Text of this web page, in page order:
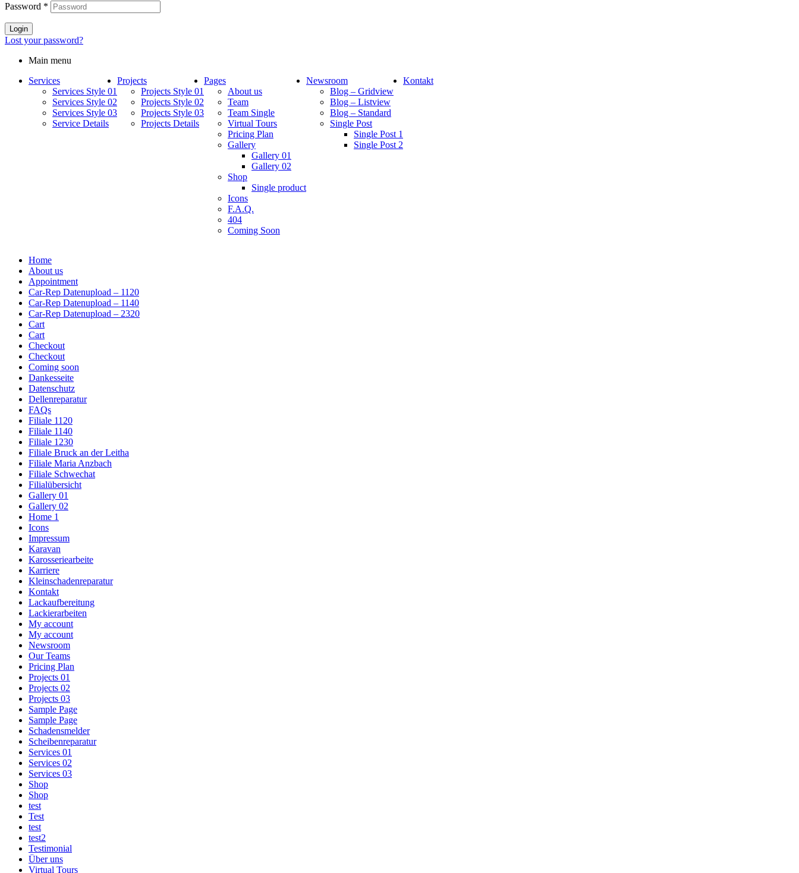
Password *
Login
Lost your password?
Main menu
Services
Services Style 01
Services Style 02
Services Style 03
Service Details
Projects
Projects Style 01
Projects Style 02
Projects Style 03
Projects Details
Pages
About us
Team
Team Single
Virtual Tours
Pricing Plan
Gallery
Gallery 01
Gallery 02
Shop
Single product
Icons
F.A.Q.
404
Coming Soon
Newsroom
Blog – Gridview
Blog – Listview
Blog – Standard
Single Post
Single Post 1
Single Post 2
Kontakt
Home
About us
Appointment
Car-Rep Datenupload – 1120
Car-Rep Datenupload – 1140
Car-Rep Datenupload – 2320
Cart
Cart
Checkout
Checkout
Coming soon
Dankesseite
Datenschutz
Dellenreparatur
FAQs
Filiale 1120
Filiale 1140
Filiale 1230
Filiale Bruck an der Leitha
Filiale Maria Anzbach
Filiale Schwechat
Filialübersicht
Gallery 01
Gallery 02
Home 1
Icons
Impressum
Karavan
Karosseriearbeite
Karriere
Kleinschadenreparatur
Kontakt
Lackaufbereitung
Lackierarbeiten
My account
My account
Newsroom
Our Teams
Pricing Plan
Projects 01
Projects 02
Projects 03
Sample Page
Sample Page
Schadensmelder
Scheibenreparatur
Services 01
Services 02
Services 03
Shop
Shop
test
Test
test
test2
Testimonial
Über uns
Virtual Tours